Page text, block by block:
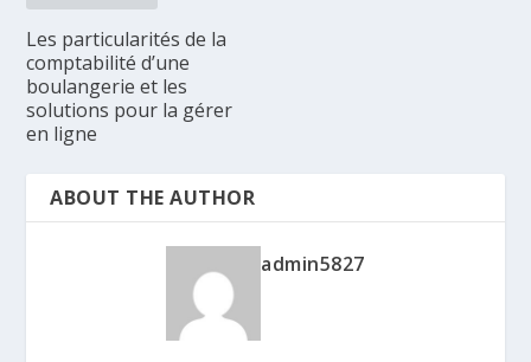
Les particularités de la
comptabilité d’une
boulangerie et les
solutions pour la gérer
en ligne
ABOUT THE AUTHOR
admin5827